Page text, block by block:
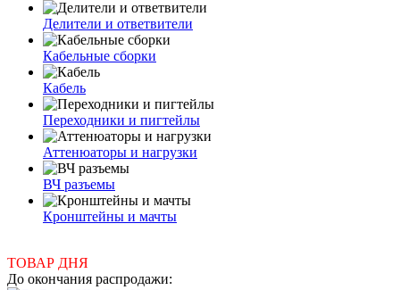
Делители и ответвители
Кабельные сборки
Кабель
Переходники и пигтейлы
Аттенюаторы и нагрузки
ВЧ разъемы
Кронштейны и мачты
ТОВАР ДНЯ
До окончания распродажи: